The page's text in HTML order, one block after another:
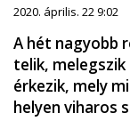
2020. április. 22 9:02
A hét nagyobb
telik,
érkezik, mely
helyen viharos